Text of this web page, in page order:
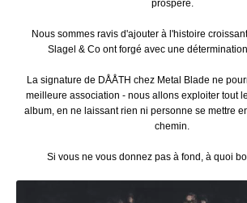
prospère.
Nous sommes ravis d'ajouter à l'histoire
Slagel & Co ont forgé avec une
La signature de DÅÅTH chez Metal Blade ne
meilleure association - nous allons exploiter tout
album, en ne laissant rien ni personne se mettre
chemin.
Si vous ne vous donnez pas à fond, à quoi